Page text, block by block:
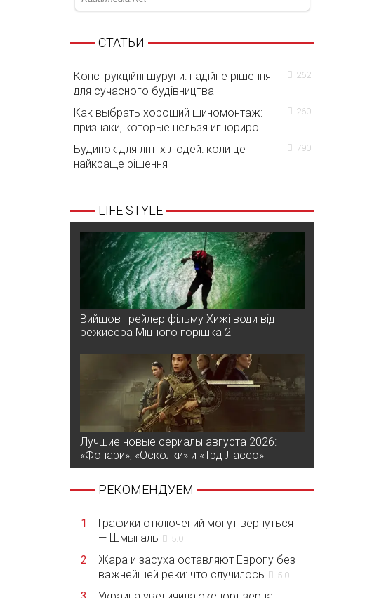
СТАТЬИ
Конструкційні шурупи: надійне рішення
для сучасного будівництва
262
Как выбрать хороший шиномонтаж:
признаки, которые нельзя игнориро...
260
Будинок для літніх людей: коли це
найкраще рішення
790
LIFE STYLE
Вийшов трейлер фільму Хижі води від
режисера Міцного горішка 2
Лучшие новые сериалы августа 2026:
«Фонари», «Осколки» и «Тэд Лассо»
РЕКОМЕНДУЕМ
1
Графики отключений могут вернуться
— Шмыгаль
5.0
2
Жара и засуха оставляют Европу без
важнейшей реки: что случилось
5.0